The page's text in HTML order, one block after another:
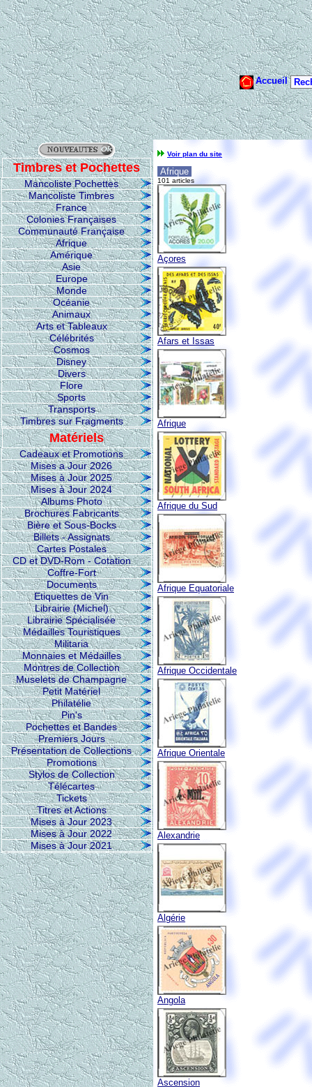
Timbres et Pochettes
Mancoliste Pochettes
Mancoliste Timbres
France
Colonies Françaises
Communauté Française
Afrique
Amérique
Asie
Europe
Monde
Océanie
Animaux
Arts et Tableaux
Célébrités
Cosmos
Disney
Divers
Flore
Sports
Transports
Timbres sur Fragments
Matériels
Cadeaux et Promotions
Mises a Jour 2026
Mises à Jour 2025
Mises à Jour 2024
Albums Photo
Brochures Fabricants
Bière et Sous-Bocks
Billets - Assignats
Cartes Postales
CD et DVD-Rom - Cotation
Coffre-Fort
Documents
Etiquettes de Vin
Librairie (Michel)
Librairie Spécialisée
Médailles Touristiques
Militaria
Monnaies et Médailles
Montres de Collection
Muselets de Champagne
Petit Matériel
Philatélie
Pin's
Pochettes et Bandes
Premiers Jours
Présentation de Collections
Promotions
Stylos de Collection
Télécartes
Tickets
Titres et Actions
Mises à Jour 2023
Mises à Jour 2022
Mises à Jour 2021
Voir plan du site
Afrique
101 articles
Açores
Afars et Issas
Afrique
Afrique du Sud
Afrique Equatoriale
Afrique Occidentale
Afrique Orientale
Alexandrie
Algérie
Angola
Ascension